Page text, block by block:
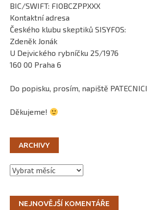
BIC/SWIFT: FIOBCZPPXXX
Kontaktní adresa
Českého klubu skeptiků SISYFOS:
Zdeněk Jonák
U Dejvického rybníčku 25/1976
160 00 Praha 6
Do popisku, prosím, napiště PATECNICI
Děkujeme!
ARCHIVY
Archivy
NEJNOVĚJŠÍ KOMENTÁŘE